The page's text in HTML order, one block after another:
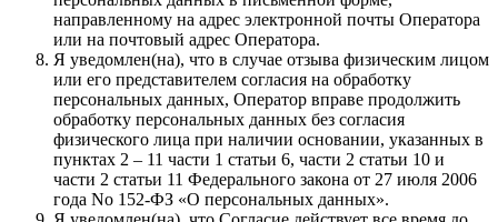
направленному на адрес электронной почты Оператора
или на почтовый адрес Оператора.
Я уведомлен(на), что в случае отзыва физическим лицом
или его представителем согласия на обработку
персональных данных, Оператор вправе продолжить
обработку персональных данных без согласия
физического лица при наличии основании, указанных в
пунктах 2 – 11 части 1 статьи 6, части 2 статьи 10 и
части 2 статьи 11 Федерального закона от 27 июля 2006
года No 152-ФЗ «О персональных данных».